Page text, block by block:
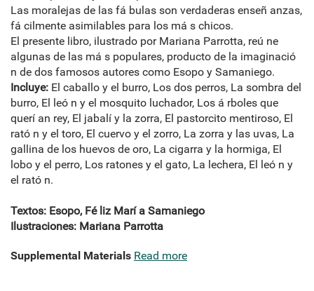
Las moralejas de las fá bulas son verdaderas enseñ anzas,
fá cilmente asimilables para los má s chicos.
El presente libro, ilustrado por Mariana Parrotta, reú ne
algunas de las má s populares, producto de la imaginació
n de dos famosos autores como Esopo y Samaniego.
Incluye: El caballo y el burro, Los dos perros, La sombra del
burro, El leó n y el mosquito luchador, Los á rboles que
querí an rey, El jabalí y la zorra, El pastorcito mentiroso, El
rató n y el toro, El cuervo y el zorro, La zorra y las uvas, La
gallina de los huevos de oro, La cigarra y la hormiga, El
lobo y el perro, Los ratones y el gato, La lechera, El leó n y
el rató n.
Textos: Esopo, Fé liz Marí a Samaniego
Ilustraciones: Mariana Parrotta
Supplemental Materials Read more